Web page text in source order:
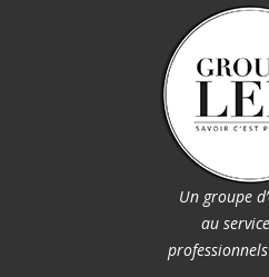
Un groupe
au